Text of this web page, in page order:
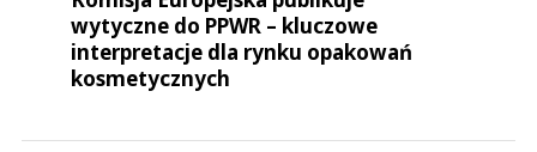
wytyczne do PPWR – kluczowe
interpretacje dla rynku opakowań
kosmetycznych